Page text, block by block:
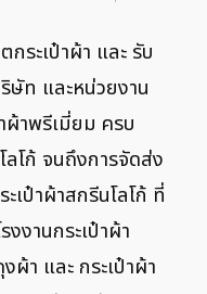
กระเป๋าผ้า และ รับ
ษัท และหน่วยงาน
ผ้าพรีเมี่ยม ครบ
โก้ จนถึงการจัดส่ง
เป๋าผ้าสกรีนโลโก้ ที่
งานกระเป๋าผ้า
า และ กระเป๋าผ้า